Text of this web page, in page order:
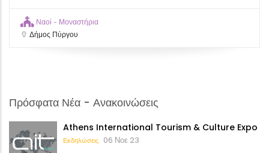
Ναοί - Μοναστήρια
Δήμος Πύργου
Πρόσφατα Νέα - Ανακοινώσεις
Athens International Tourism & Culture Expo
Εκδηλώσεις 06 Νοε 23